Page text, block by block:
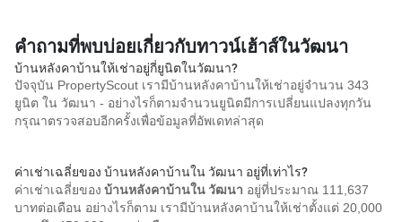
คำถามที่พบบ่อยเกี่ยวกับทาวน์เฮ้าส์ในวัฒนา
บ้านหลังคาบ้านให้เช่าอยู่กี่ยูนิตในวัฒนา?
ปัจจุบัน PropertyScout เรามีบ้านหลังคาบ้านให้เช่าอยู่จำนวน 343
ยูนิต ใน วัฒนา - อย่างไรก็ตามจำนวนยูนิตมีการเปลี่ยนแปลงทุกวัน
กรุณาตรวจสอบอีกครั้งเพื่อข้อมูลที่อัพเดทล่าสุด
ค่าเช่าเฉลี่ยของ บ้านหลังคาบ้านใน วัฒนา อยู่ที่เท่าไร?
ค่าเช่าเฉลี่ยของ บ้านหลังคาบ้านใน วัฒนา อยู่ที่ประมาณ 111,637
บาทต่อเดือน อย่างไรก็ตาม เรามีบ้านหลังคาบ้านให้เช่าตั้งแต่ 20,000